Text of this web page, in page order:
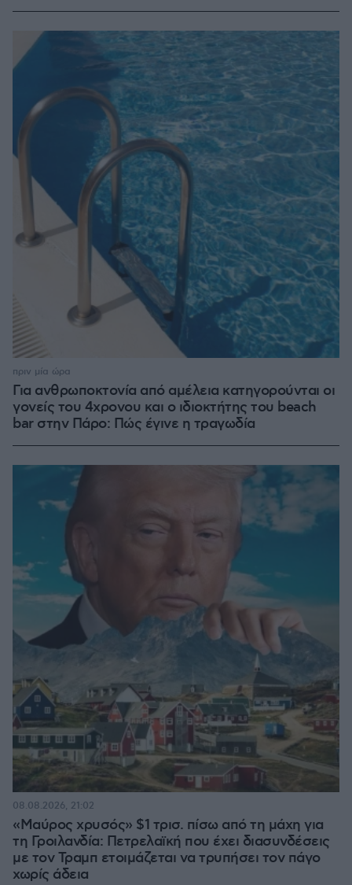
Για ανθρωποκτονία από αμέλεια κατηγορούνται οι
γονείς του 4χρονου και ο ιδιοκτήτης του beach
bar στην Πάρο: Πώς έγινε η τραγωδία
πριν μία ώρα
«Μαύρος χρυσός» $1 τρισ. πίσω από τη μάχη για
τη Γροιλανδία: Πετρελαϊκή που έχει διασυνδέσεις
με τον Τραμπ ετοιμάζεται να τρυπήσει τον πάγο
χωρίς άδεια
08.08.2026, 21:02